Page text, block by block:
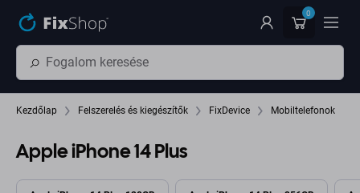
0
Kezdőlap Felszerelés és kiegészítők FixDevice Mobiltelefonok
Apple iPhone 14 Plus